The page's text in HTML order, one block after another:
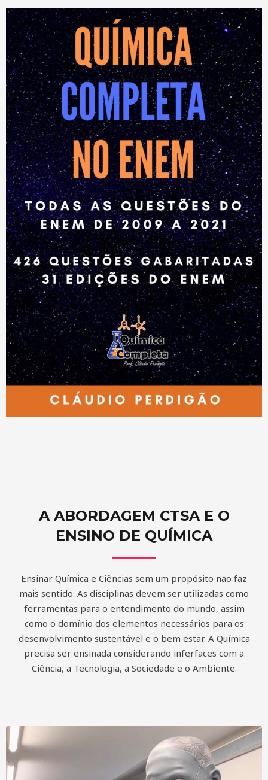
A ABORDAGEM CTSA E O
ENSINO DE QUÍMICA
Ensinar Química e Ciências sem um propósito não faz
mais sentido. As disciplinas devem ser utilizadas como
ferramentas para o entendimento do mundo, assim
como o domínio dos elementos necessários para os
desenvolvimento sustentável e o bem estar. A Química
precisa ser ensinada considerando inferfaces com a
Ciência, a Tecnologia, a Sociedade e o Ambiente.